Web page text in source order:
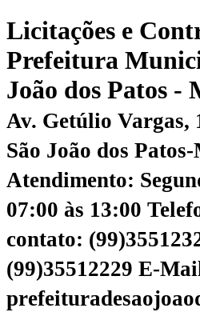
Licitações e
Prefeitura
João dos Patos -
Av. Getúlio Vargas,
São João dos
Atendimento:
07:00 às 13:00
contato:
(99)35512229 E-